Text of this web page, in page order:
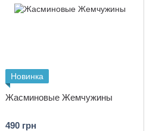
Новинка
Жасминовые Жемчужины
490 грн